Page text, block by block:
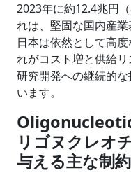
2023年に約12.4兆円
れは、堅固な国内産業
日本は依然として高
れがコスト増と供給リ
研究開発への継続的
います。
リゴヌクレオ
与える主な制